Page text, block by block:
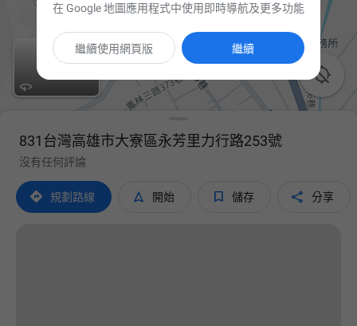


831台灣高雄市大寮區永芳里力行路253號
沒有任何評論
 規劃路線  開始  儲存  分享
在 Google 地圖應用程式中使用即時導航及更多功能
繼續
繼續使用網頁版